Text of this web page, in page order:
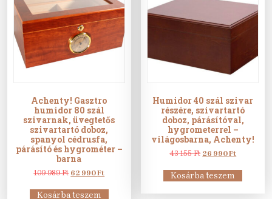
Achenty! Gasztro
humidor 80 szál
szivarnak, üvegtetős
szivartartó doboz,
spanyol cédrusfa,
párásító és hygrométer –
barna
109 989Ft Original
was:
62 990FtCurrent
is:
Kosárba teszem
Humidor 40 szál szivar
részére, szivartartó
doboz, párásítóval,
hygrometerrel –
világosbarna, Achenty!
43 155Ft Original
was:
43
26 990FtCurrent
is:
26
Kosárba teszem